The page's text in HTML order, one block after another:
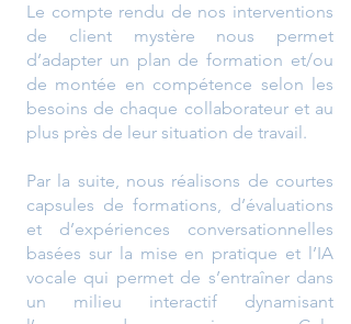
Le compte rendu de nos interventions
de client mystère nous permet
d’adapter un plan de formation et/ou
de montée en compétence selon les
besoins de chaque collaborateur et au
plus près de leur situation de travail.
Par la suite, nous réalisons de courtes
capsules de formations, d’évaluations
et d’expériences conversationnelles
basées sur la mise en pratique et l’IA
vocale qui permet de s’entraîner dans
un milieu interactif dynamisant